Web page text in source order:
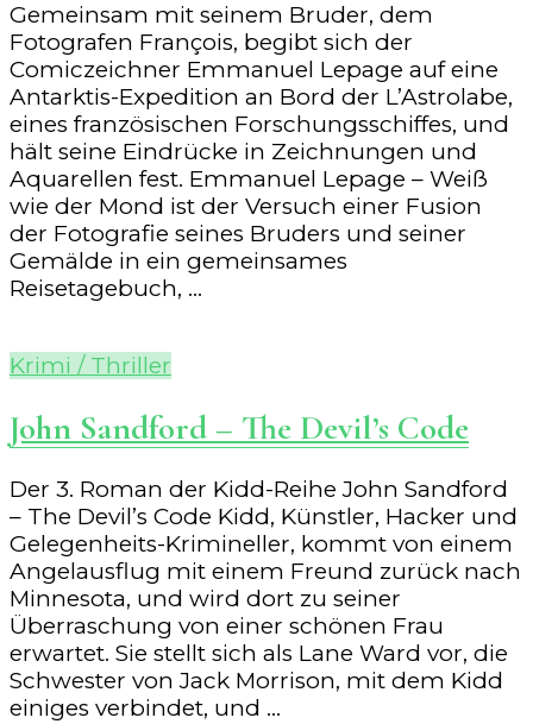
Gemeinsam mit seinem Bruder, dem
Fotografen François, begibt sich der
Comiczeichner Emmanuel Lepage auf eine
Antarktis-Expedition an Bord der L’Astrolabe,
eines französischen Forschungsschiffes, und
hält seine Eindrücke in Zeichnungen und
Aquarellen fest. Emmanuel Lepage – Weiß
wie der Mond ist der Versuch einer Fusion
der Fotografie seines Bruders und seiner
Gemälde in ein gemeinsames
Reisetagebuch, …
Krimi / Thriller
John Sandford – The Devil’s Code
Der 3. Roman der Kidd-Reihe John Sandford
– The Devil’s Code Kidd, Künstler, Hacker und
Gelegenheits-Krimineller, kommt von einem
Angelausflug mit einem Freund zurück nach
Minnesota, und wird dort zu seiner
Überraschung von einer schönen Frau
erwartet. Sie stellt sich als Lane Ward vor, die
Schwester von Jack Morrison, mit dem Kidd
einiges verbindet, und …